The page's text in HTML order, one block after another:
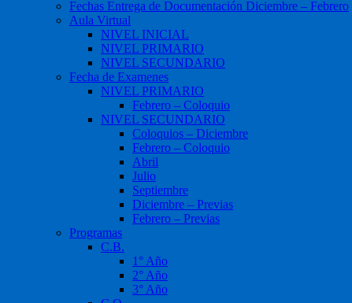
Fechas Entrega de Documentación Diciembre – Febrero
Aula Virtual
NIVEL INICIAL
NIVEL PRIMARIO
NIVEL SECUNDARIO
Fecha de Examenes
NIVEL PRIMARIO
Febrero – Coloquio
NIVEL SECUNDARIO
Coloquios – Diciembre
Febrero – Coloquio
Abril
Julio
Septiembre
Diciembre – Previas
Febrero – Previas
Programas
C.B.
1° Año
2° Año
3° Año